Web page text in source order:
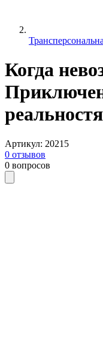
Когда
Артикул: 20215
0 отзывов
0 вопросов